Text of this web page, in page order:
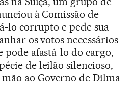
à Comissão de
lo corrupto e pede sua
os votos necessários
pode afastá-lo do cargo,
de leilão silencioso,
ao Governo de Dilma